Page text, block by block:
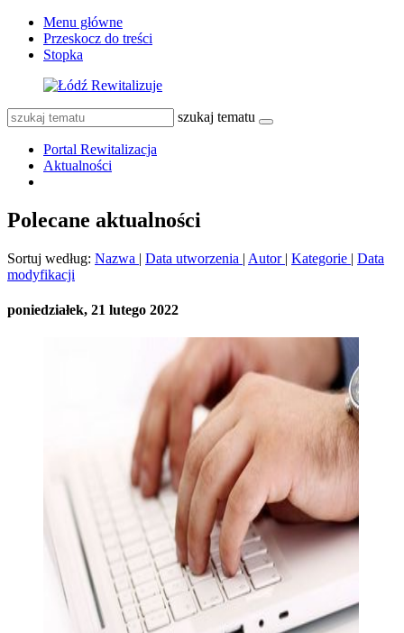
Menu główne
Przeskocz do treści
Stopka
szukaj tematu
Portal Rewitalizacja
Aktualności
Polecane aktualności
Sortuj według: Nazwa | Data utworzenia | Autor | Kategorie | Data
modyfikacji
poniedziałek, 21 lutego 2022